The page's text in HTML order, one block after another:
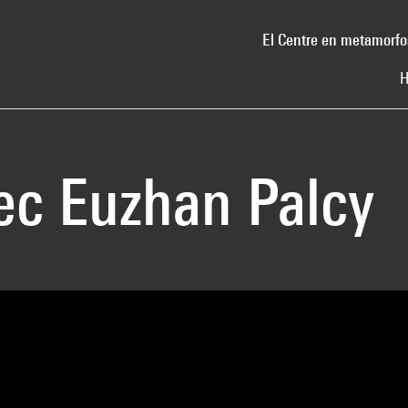
El Centre en
Euzhan Palcy